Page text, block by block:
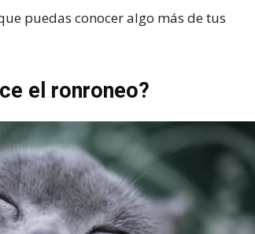
puedas conocer algo más de tus
el ronroneo?